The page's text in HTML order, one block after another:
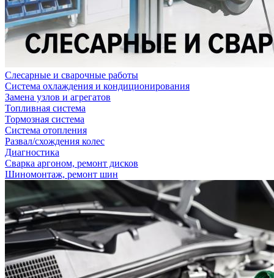
Слесарные и сварочные работы
Система охлаждения и кондиционирования
Замена узлов и агрегатов
Топливная система
Тормозная система
Система отопления
Развал/схождения колес
Диагностика
Сварка аргоном, ремонт дисков
Шиномонтаж, ремонт шин